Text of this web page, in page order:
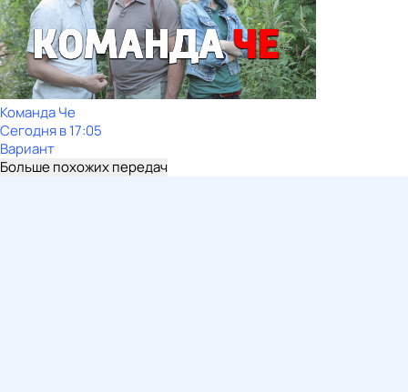
Команда Че
Сегодня в 17:05
Вариант
Больше похожих передач